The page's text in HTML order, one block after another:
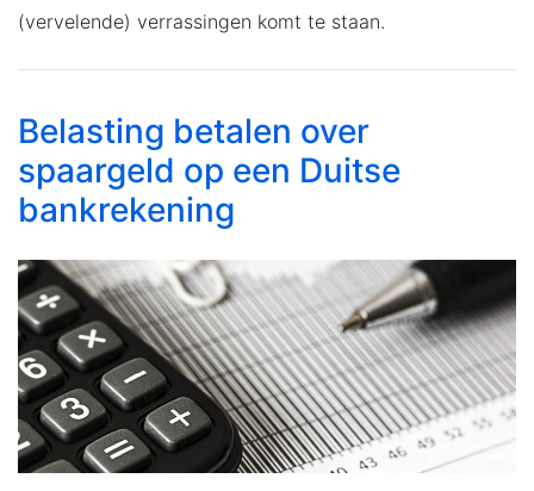
(vervelende) verrassingen komt te staan.
Belasting betalen over
spaargeld op een Duitse
bankrekening